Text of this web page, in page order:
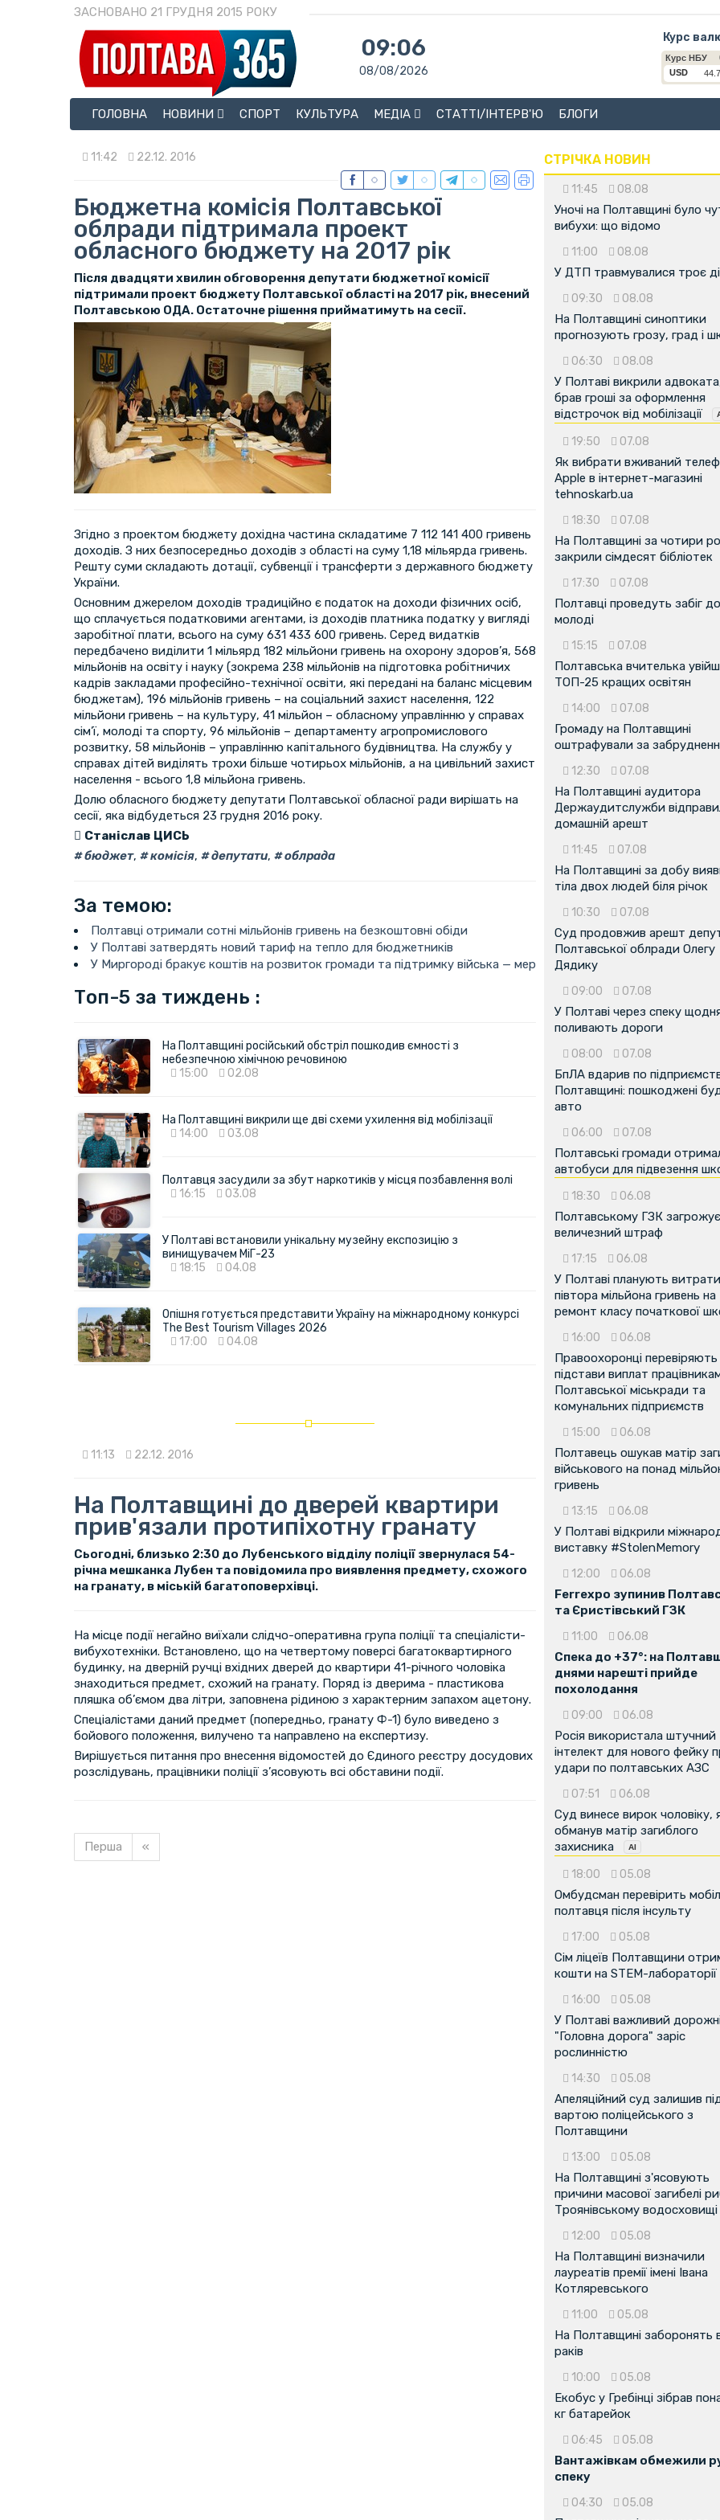
ЗАСНОВАНО 21 ГРУДНЯ 2015 РОКУ
09:06
08/08/2026
Курс
ГОЛОВНА
НОВИНИ СПОРТ КУЛЬТУРА МЕДІА СТАТТІ/ІНТЕРВ'Ю БЛОГИ
11:42 22.12. 2016
Бюджетна комісія Полтавської
облради підтримала проект
обласного бюджету на 2017 рік
Після двадцяти хвилин обговорення депутати бюджетної комісії
підтримали проект бюджету Полтавської області на 2017 рік, внесений
Полтавською ОДА. Остаточне рішення прийматимуть на сесії.
Згідно з проектом бюджету дохідна частина складатиме 7 112 141 400 гривень
доходів. З них безпосередньо доходів з області на суму 1,18 мільярда гривень.
Решту суми складають дотації, субвенції і трансферти з державного бюджету
України.
Основним джерелом доходів традиційно є податок на доходи фізичних осiб,
що сплачується податковими агентами, iз доходiв платника податку у виглядi
заробiтної плати, всього на суму 631 433 600 гривень. Серед видатків
передбачено виділити 1 мільярд 182 мільйони гривень на охорону здоров’я, 568
мільйонів на освіту і науку (зокрема 238 мільйонів на підготовка робітничих
кадрів закладами професійно-технічної освіти, які передані на баланс місцевим
бюджетам), 196 мільйонів гривень – на соціальний захист населення, 122
мільйони гривень – на культуру, 41 мільйон – обласному управлінню у справах
сім’ї, молоді та спорту, 96 мільйонів – департаменту агропромислового
розвитку, 58 мільйонів – управлінню капітального будівництва. На службу у
справах дітей виділять трохи більше чотирьох мільйонів, а на цивільний захист
населення - всього 1,8 мільйона гривень.
Долю обласного бюджету депутати Полтавської обласної ради вирішать на
сесії, яка відбудеться 23 грудня 2016 року.
Станіслав ЦИСЬ
бюджет, комісія, депутати, облрада
За темою:
Полтавці отримали сотні мільйонів гривень на безкоштовні обіди
У Полтаві затвердять новий тариф на тепло для бюджетників
У Миргороді бракує коштів на розвиток громади та підтримку війська — мер
Топ-5 за тиждень :
На Полтавщині російський обстріл пошкодив ємності з
небезпечною хімічною речовиною
15:00
02.08
На Полтавщині викрили ще дві схеми ухилення від мобілізації
14:00
03.08
Полтавця засудили за збут наркотиків у місця позбавлення волі
16:15
03.08
У Полтаві встановили унікальну музейну експозицію з
винищувачем МіГ-23
18:15
04.08
Опішня готується представити Україну на міжнародному конкурсі
The Best Tourism Villages 2026
17:00
04.08
11:13 22.12. 2016
На Полтавщині до дверей квартири
прив'язали протипіхотну гранату
Сьогодні, близько 2:30 до Лубенського відділу поліції звернулася 54-
річна мешканка Лубен та повідомила про виявлення предмету, схожого
на гранату, в міській багатоповерхівці.
На місце події негайно виїхали слідчо-оперативна група поліції та спеціалісти-
вибухотехніки. Встановлено, що на четвертому поверсі багатоквартирного
будинку, на дверній ручці вхідних дверей до квартири 41-річного чоловіка
знаходиться предмет, схожий на гранату. Поряд із дверима - пластикова
пляшка об’ємом два літри, заповнена рідиною з характерним запахом ацетону.
Спеціалістами даний предмет (попередньо, гранату Ф-1) було виведено з
бойового положення, вилучено та направлено на експертизу.
Вирішується питання про внесення відомостей до Єдиного реєстру досудових
розслідувань, працівники поліції з’ясовують всі обставини події.
Перша «
СТРІЧКА НОВИН
11:45 08.08
Уночі на Полтавщині було
вибухи: що відомо
11:00 08.08
У ДТП травмувалися троє
09:30 08.08
На Полтавщині синоптики
прогнозують грозу, град і
06:30 08.08
У Полтаві викрили
брав гроші за оформлення
відстрочок від мобілізації
19:50 07.08
Як вибрати вживаний
Apple в інтернет-магазині
tehnoskarb.ua
18:30 07.08
На Полтавщині за чотири
закрили сімдесят бібліотек
17:30 07.08
Полтавці проведуть забіг
молоді
15:15 07.08
Полтавська вчителька
ТОП-25 кращих освітян
14:00 07.08
Громаду на Полтавщині
оштрафували за
12:30 07.08
На Полтавщині аудитора
Держаудитслужби
домашній арешт
11:45 07.08
На Полтавщині за добу
тіла двох людей біля річок
10:30 07.08
Суд продовжив арешт
Полтавської облради Олегу
Дядику
09:00 07.08
У Полтаві через спеку
поливають дороги
08:00 07.08
БпЛА вдарив по
Полтавщині: пошкоджені
авто
06:00 07.08
Полтавські громади
автобуси для підвезення
18:30 06.08
Полтавському ГЗК загрожує
величезний штраф
17:15 06.08
У Полтаві планують
півтора мільйона гривень на
ремонт класу початкової
16:00 06.08
Правоохоронці перевіряють
підстави виплат
Полтавської міськради та
комунальних підприємств
15:00 06.08
Полтавець ошукав матір
військового на понад
гривень
13:15 06.08
У Полтаві відкрили
виставку #StolenMemory
12:00 06.08
Ferrexpo зупинив
та Єристівський ГЗК
11:00 06.08
Спека до +37°: на
днями нарешті прийде
похолодання
09:00 06.08
Росія використала штучний
інтелект для нового фейку
удари по полтавських АЗС
07:51 06.08
Суд винесе вирок чоловіку,
обманув матір загиблого
захисника
18:00 05.08
Омбудсман перевірить
полтавця після інсульту
17:00 05.08
Сім ліцеїв Полтавщини
кошти на STEM-лабораторії
16:00 05.08
У Полтаві важливий
"Головна дорога" заріс
рослинністю
14:30 05.08
Апеляційний суд залишив
вартою поліцейського з
Полтавщини
13:00 05.08
На Полтавщині з'ясовують
причини масової загибелі
Троянівському водосховищі
12:00 05.08
На Полтавщині визначили
лауреатів премії імені Івана
Котляревського
11:00 05.08
На Полтавщині заборонять
раків
10:00 05.08
Екобус у Гребінці зібрав
кг батарейок
06:45 05.08
Вантажівкам обмежили
спеку
04:30 05.08